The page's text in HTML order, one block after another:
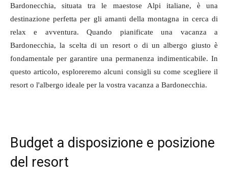
Bardonecchia, situata tra le maestose Alpi italiane, è una
destinazione perfetta per gli amanti della montagna in cerca di
relax e avventura. Quando pianificate una vacanza a
Bardonecchia, la scelta di un resort o di un albergo giusto è
fondamentale per garantire una permanenza indimenticabile. In
questo articolo, esploreremo alcuni consigli su come scegliere il
resort o l'albergo ideale per la vostra vacanza a Bardonecchia.
Budget a disposizione e posizione
del resort